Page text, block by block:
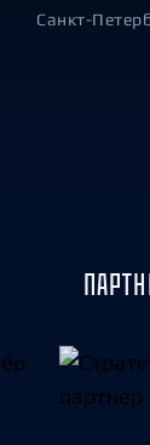
Санкт-